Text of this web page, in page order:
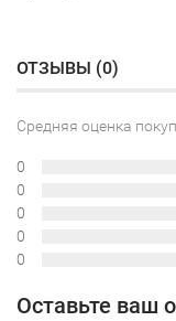
ОТЗЫВЫ (0)
Средняя оценка
0
0
0
0
0
Оставьте ваш